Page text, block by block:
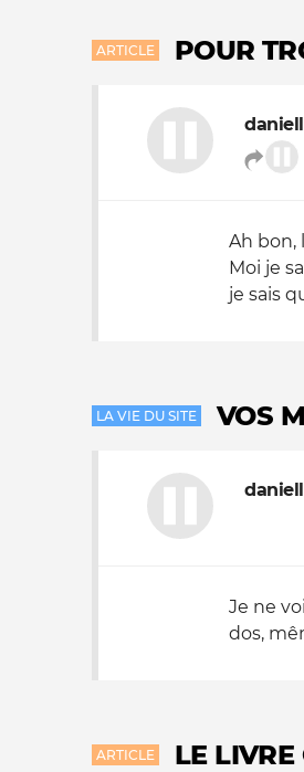
Nos autres
ARTICLE POUR
Ah bon,
Moi je
je sais
LA VIE DU SITE VOS
Je ne
dos,
ARTICLE LE